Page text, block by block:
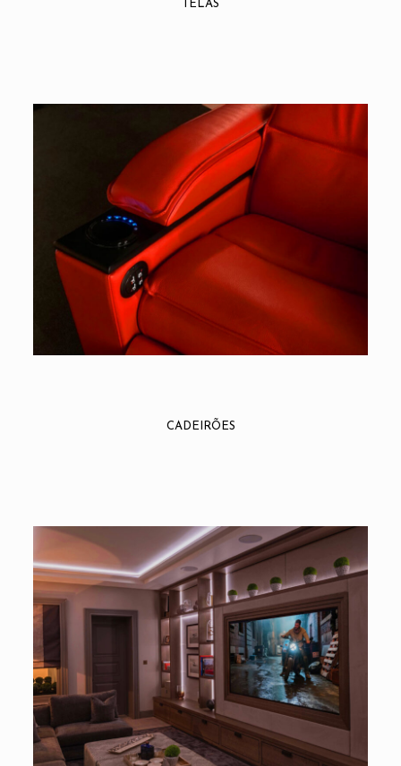
TELAS
CADEIRÕES